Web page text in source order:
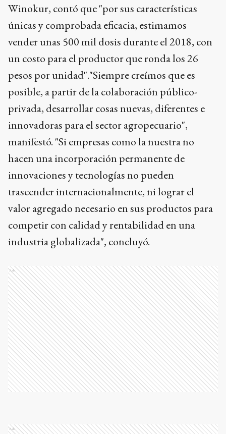
Winokur, contó que "por sus características
únicas y comprobada eficacia, estimamos
vender unas 500 mil dosis durante el 2018, con
un costo para el productor que ronda los 26
pesos por unidad"."Siempre creímos que es
posible, a partir de la colaboración público-
privada, desarrollar cosas nuevas, diferentes e
innovadoras para el sector agropecuario",
manifestó. "Si empresas como la nuestra no
hacen una incorporación permanente de
innovaciones y tecnologías no pueden
trascender internacionalmente, ni lograr el
valor agregado necesario en sus productos para
competir con calidad y rentabilidad en una
industria globalizada", concluyó.
Ads
Ads